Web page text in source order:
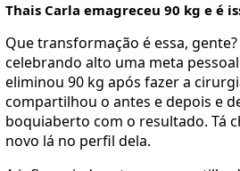
Thais Carla emagreceu 90 kg e é
Que transformação é essa,
celebrando alto uma meta
eliminou 90 kg após fazer a
compartilhou o antes e depois e
boquiaberto com o resultado. Tá
novo lá no perfil dela.